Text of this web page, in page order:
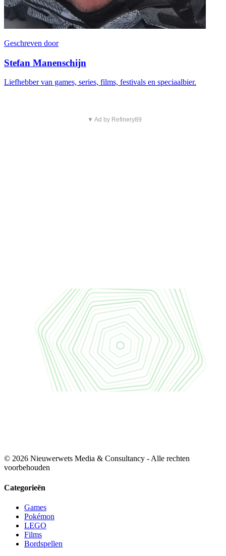
Geschreven door
Stefan Manenschijn
Liefhebber van games, series, films, festivals en speciaalbier.
▼ Ad by Refinery89
© 2026 Nieuwerwets Media & Consultancy - Alle rechten
voorbehouden
Categorieën
Games
Pokémon
LEGO
Films
Bordspellen